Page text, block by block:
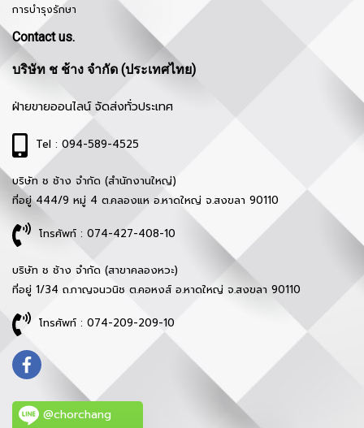
การบำรุงรักษา
Contact us.
บริษัท ช ช้าง จำกัด (ประเทศไทย)
ฝ่ายขายออนไลน์ จัดส่งทั่วประเทศ
Tel : 094-589-4525
บริษัท ช ช้าง จำกัด (สำนักงานใหญ่)
ที่อยู่ 444/9 หมู่ 4 ต.คลองแห อ.หาดใหญ่ จ.สงขลา 90110
โทรศัพท์ : 074-427-408-10
บริษัท ช ช้าง จำกัด (สาขาคลองหวะ)
ที่อยู่ 1/34 ถ.กาญจนวนิช ต.คอหงส์ อ.หาดใหญ่ จ.สงขลา 90110
โทรศัพท์ : 074-209-209-10
@chorchang